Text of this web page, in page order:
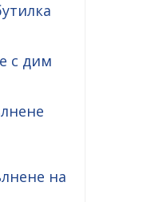
с дим
на